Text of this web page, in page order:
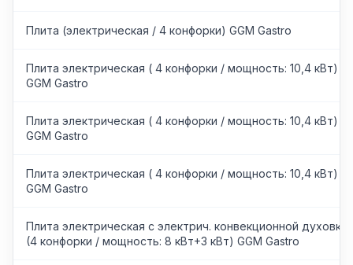
Плита (электрическая / 4 конфорки) GGM Gastro
Плита электрическая ( 4 конфорки / мощность: 10,4 кВт)
GGM Gastro
Плита электрическая ( 4 конфорки / мощность: 10,4 кВт)
GGM Gastro
Плита электрическая ( 4 конфорки / мощность: 10,4 кВт)
GGM Gastro
Плита электрическая с электрич. конвекционной
(4 конфорки / мощность: 8 кВт+3 кВт) GGM Gastro